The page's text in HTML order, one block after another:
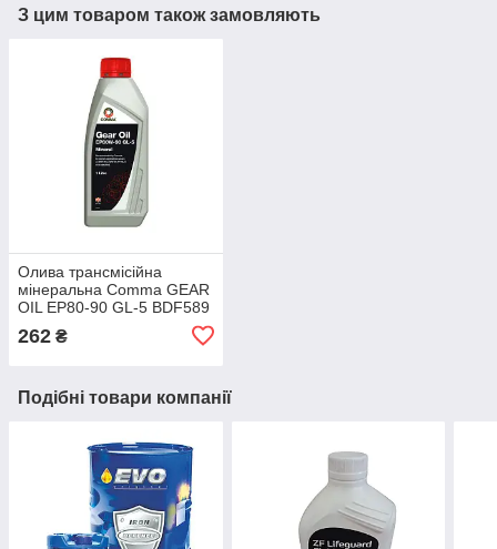
З цим товаром також замовляють
Олива трансмісійна
мінеральна Comma GEAR
OIL EP80-90 GL-5 BDF589
262 ₴
Подібні товари компанії